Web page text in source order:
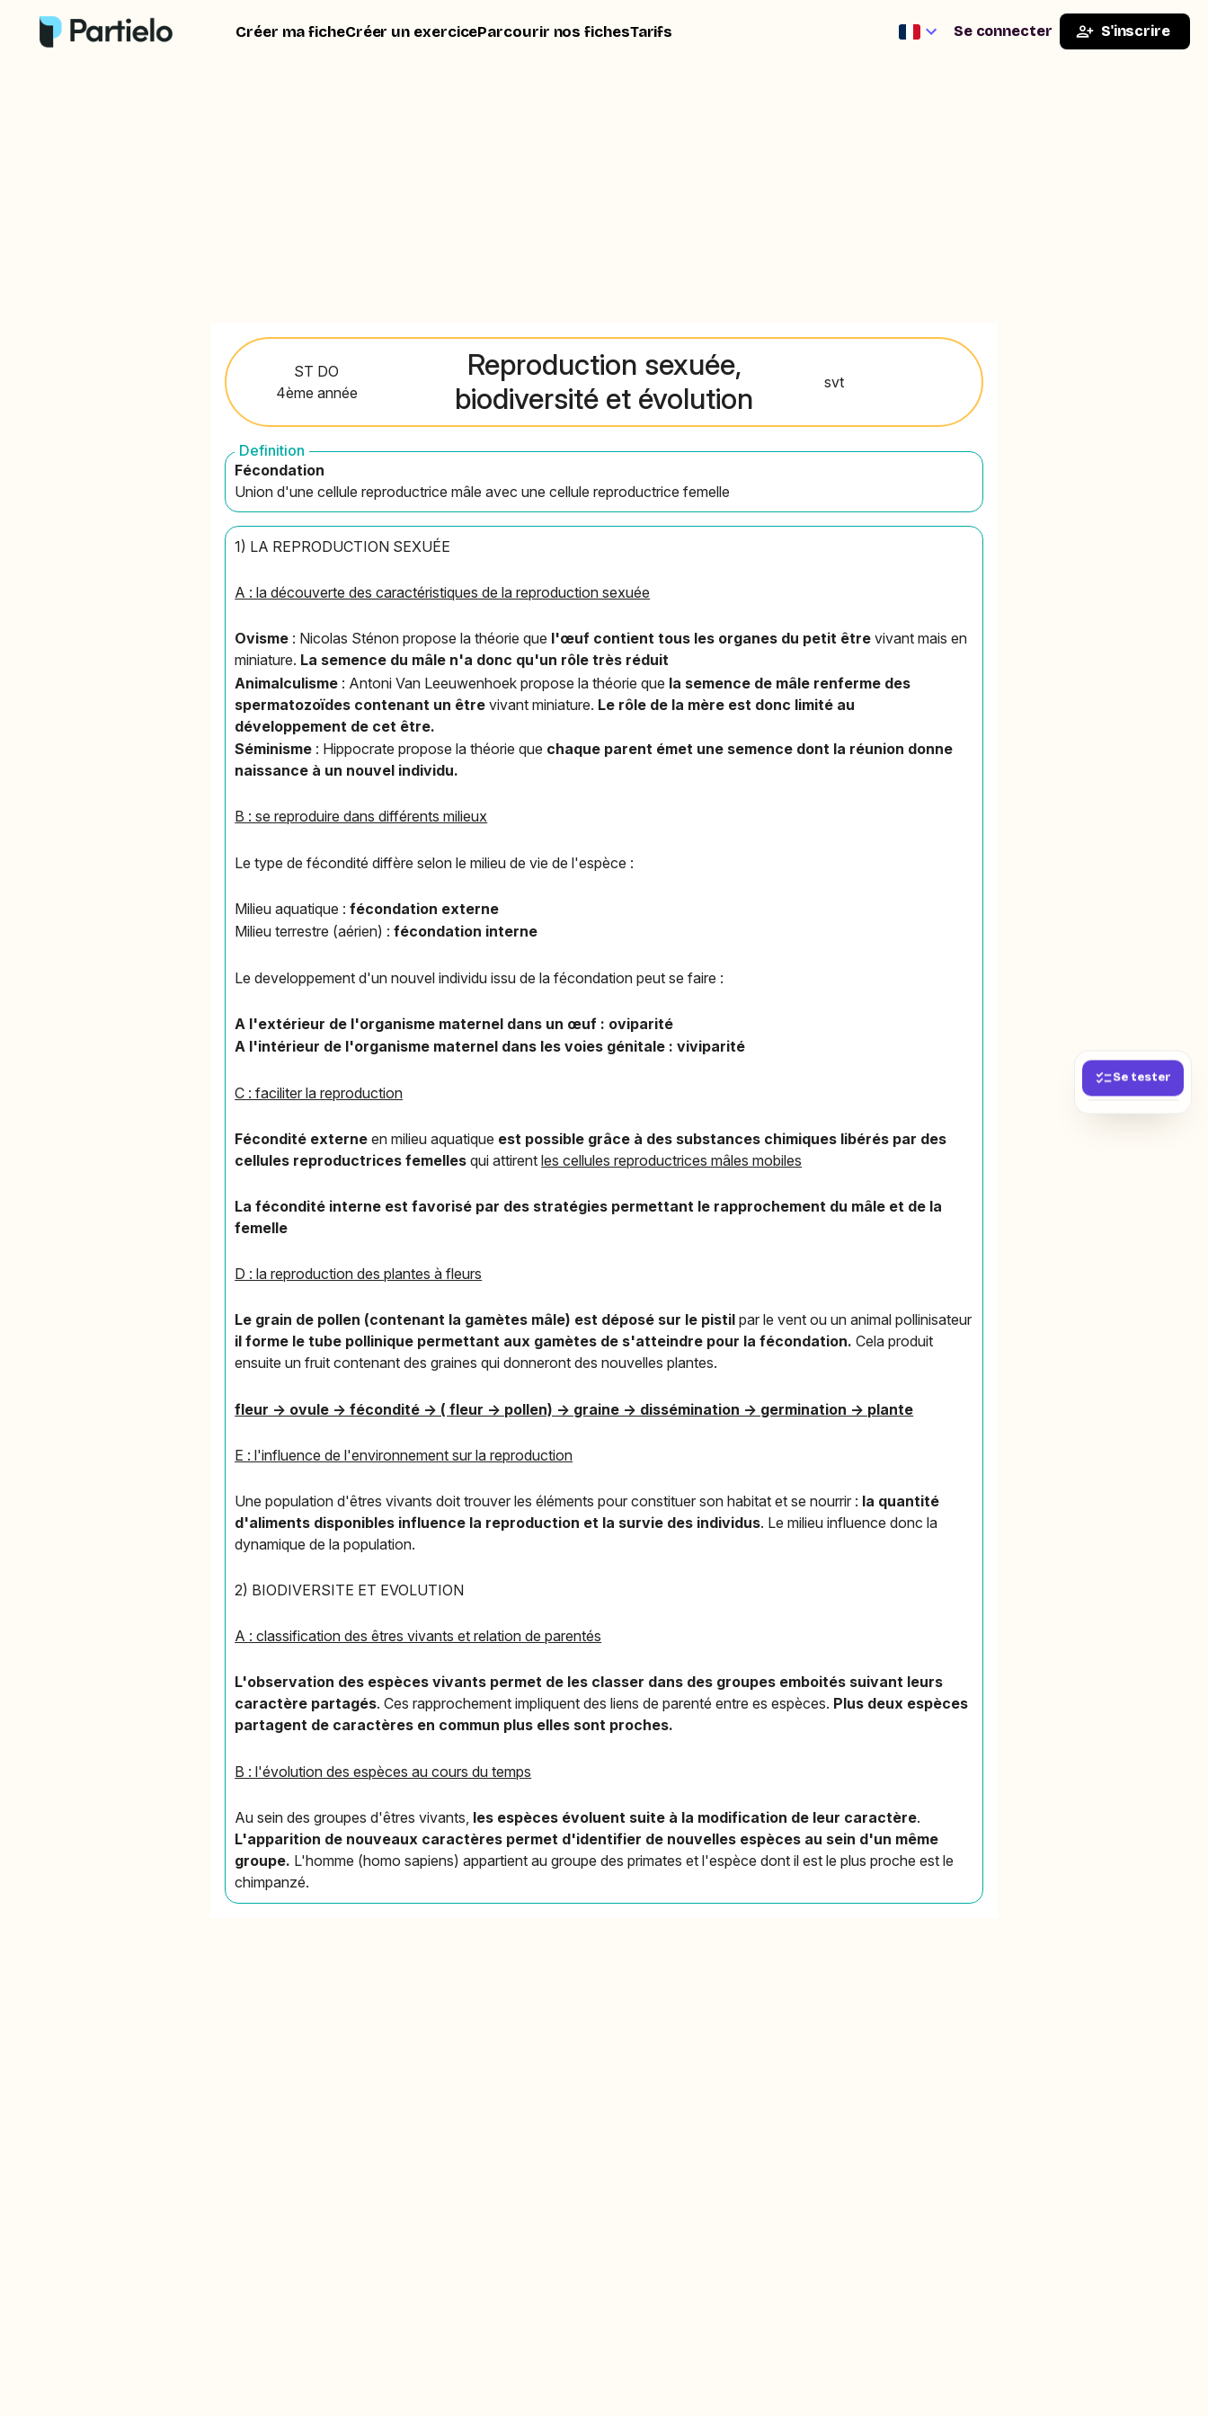
Créer ma ficheCréer un exerciceParcourir nos fichesTarifs Se connecter S'inscrire
Se tester
ST DO
4ème année
Reproduction sexuée,
biodiversité et évolution
svt
Definition
Fécondation
Union d'une cellule reproductrice mâle avec une cellule reproductrice femelle
1) LA REPRODUCTION SEXUÉE
A : la découverte des caractéristiques de la reproduction sexuée
Ovisme : Nicolas Sténon propose la théorie que l'œuf contient tous les organes du petit êtrevivant mais en
miniature. La semence du mâle n'a donc qu'un rôle très réduit
Animalculisme : Antoni Van Leeuwenhoek propose la théorie que la semence de mâle renferme des
spermatozoïdes contenant un êtrevivant miniature. Le rôle de la mère est donc limité au
développement de cet être.
Séminisme : Hippocrate propose la théorie que chaque parent émet une semence dont la réunion donne
naissance à un nouvel individu.
B : se reproduire dans différents milieux
Le type de fécondité diffère selon le milieu de vie de l'espèce :
Milieu aquatique : fécondation externe
Milieu terrestre (aérien) :fécondation interne
Le developpement d'un nouvel individu issu de la fécondation peut se faire :
A l'extérieur de l'organisme maternel dans un œuf : oviparité
A l'intérieur de l'organisme maternel dans les voies génitale : viviparité
C : faciliter la reproduction
Fécondité externeen milieu aquatique est possible grâce à des substances chimiques libérés par des
cellules reproductrices femellesqui attirentles cellules reproductrices mâles mobiles
La fécondité interne est favorisé par des stratégies permettant le rapprochement du mâle et de la
femelle
D : la reproduction des plantes à fleurs
Le grain de pollen (contenant la gamètes mâle) est déposé sur le pistilpar le vent ou un animal pollinisateur
il forme le tube pollinique permettant aux gamètes de s'atteindre pour la fécondation. Cela produit
ensuite un fruit contenant des graines qui donneront des nouvelles plantes.
fleur -> ovule -> fécondité -> ( fleur -> pollen) -> graine -> dissémination -> germination -> plante
E : l'influence de l'environnement sur la reproduction
Une population d'êtres vivants doit trouver les éléments pour constituer son habitat et se nourrir : la quantité
d'aliments disponibles influence la reproduction et la survie des individus. Le milieu influence donc la
dynamique de la population.
2) BIODIVERSITE ET EVOLUTION
A : classification des êtres vivants et relation de parentés
L'observation des espèces vivants permet de les classer dans des groupes emboités suivant leurs
caractère partagés. Ces rapprochement impliquent des liens de parenté entre es espèces. Plus deux espèces
partagent de caractères en commun plus elles sont proches.
B : l'évolution des espèces au cours du temps
Au sein des groupes d'êtres vivants, les espèces évoluent suite à la modification de leur caractère.
L'apparition de nouveaux caractères permet d'identifier de nouvelles espèces au sein d'un même
groupe. L'homme (homo sapiens) appartient au groupe des primates et l'espèce dont il est le plus proche est le
chimpanzé.